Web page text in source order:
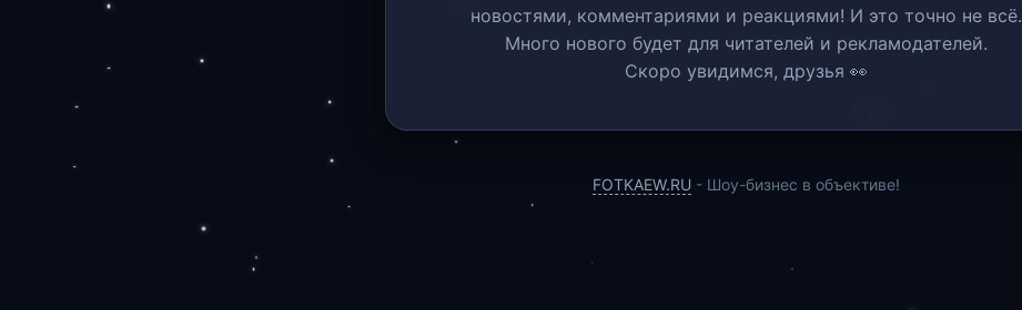
новостями, комментариями и реакциями! И это точно не всё.
Много нового будет для читателей и рекламодателей.
Скоро увидимся, друзья 👀
FOTKAEW.RU - Шоу-бизнес в объективе!